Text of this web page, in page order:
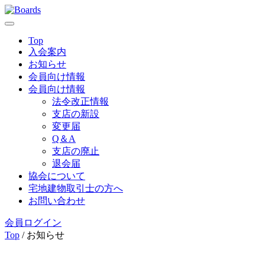
Top
入会案内
お知らせ
会員向け情報
会員向け情報
法令改正情報
支店の新設
変更届
Q＆A
支店の廃止
退会届
協会について
宅地建物取引士の方へ
お問い合わせ
会員ログイン
Top / お知らせ